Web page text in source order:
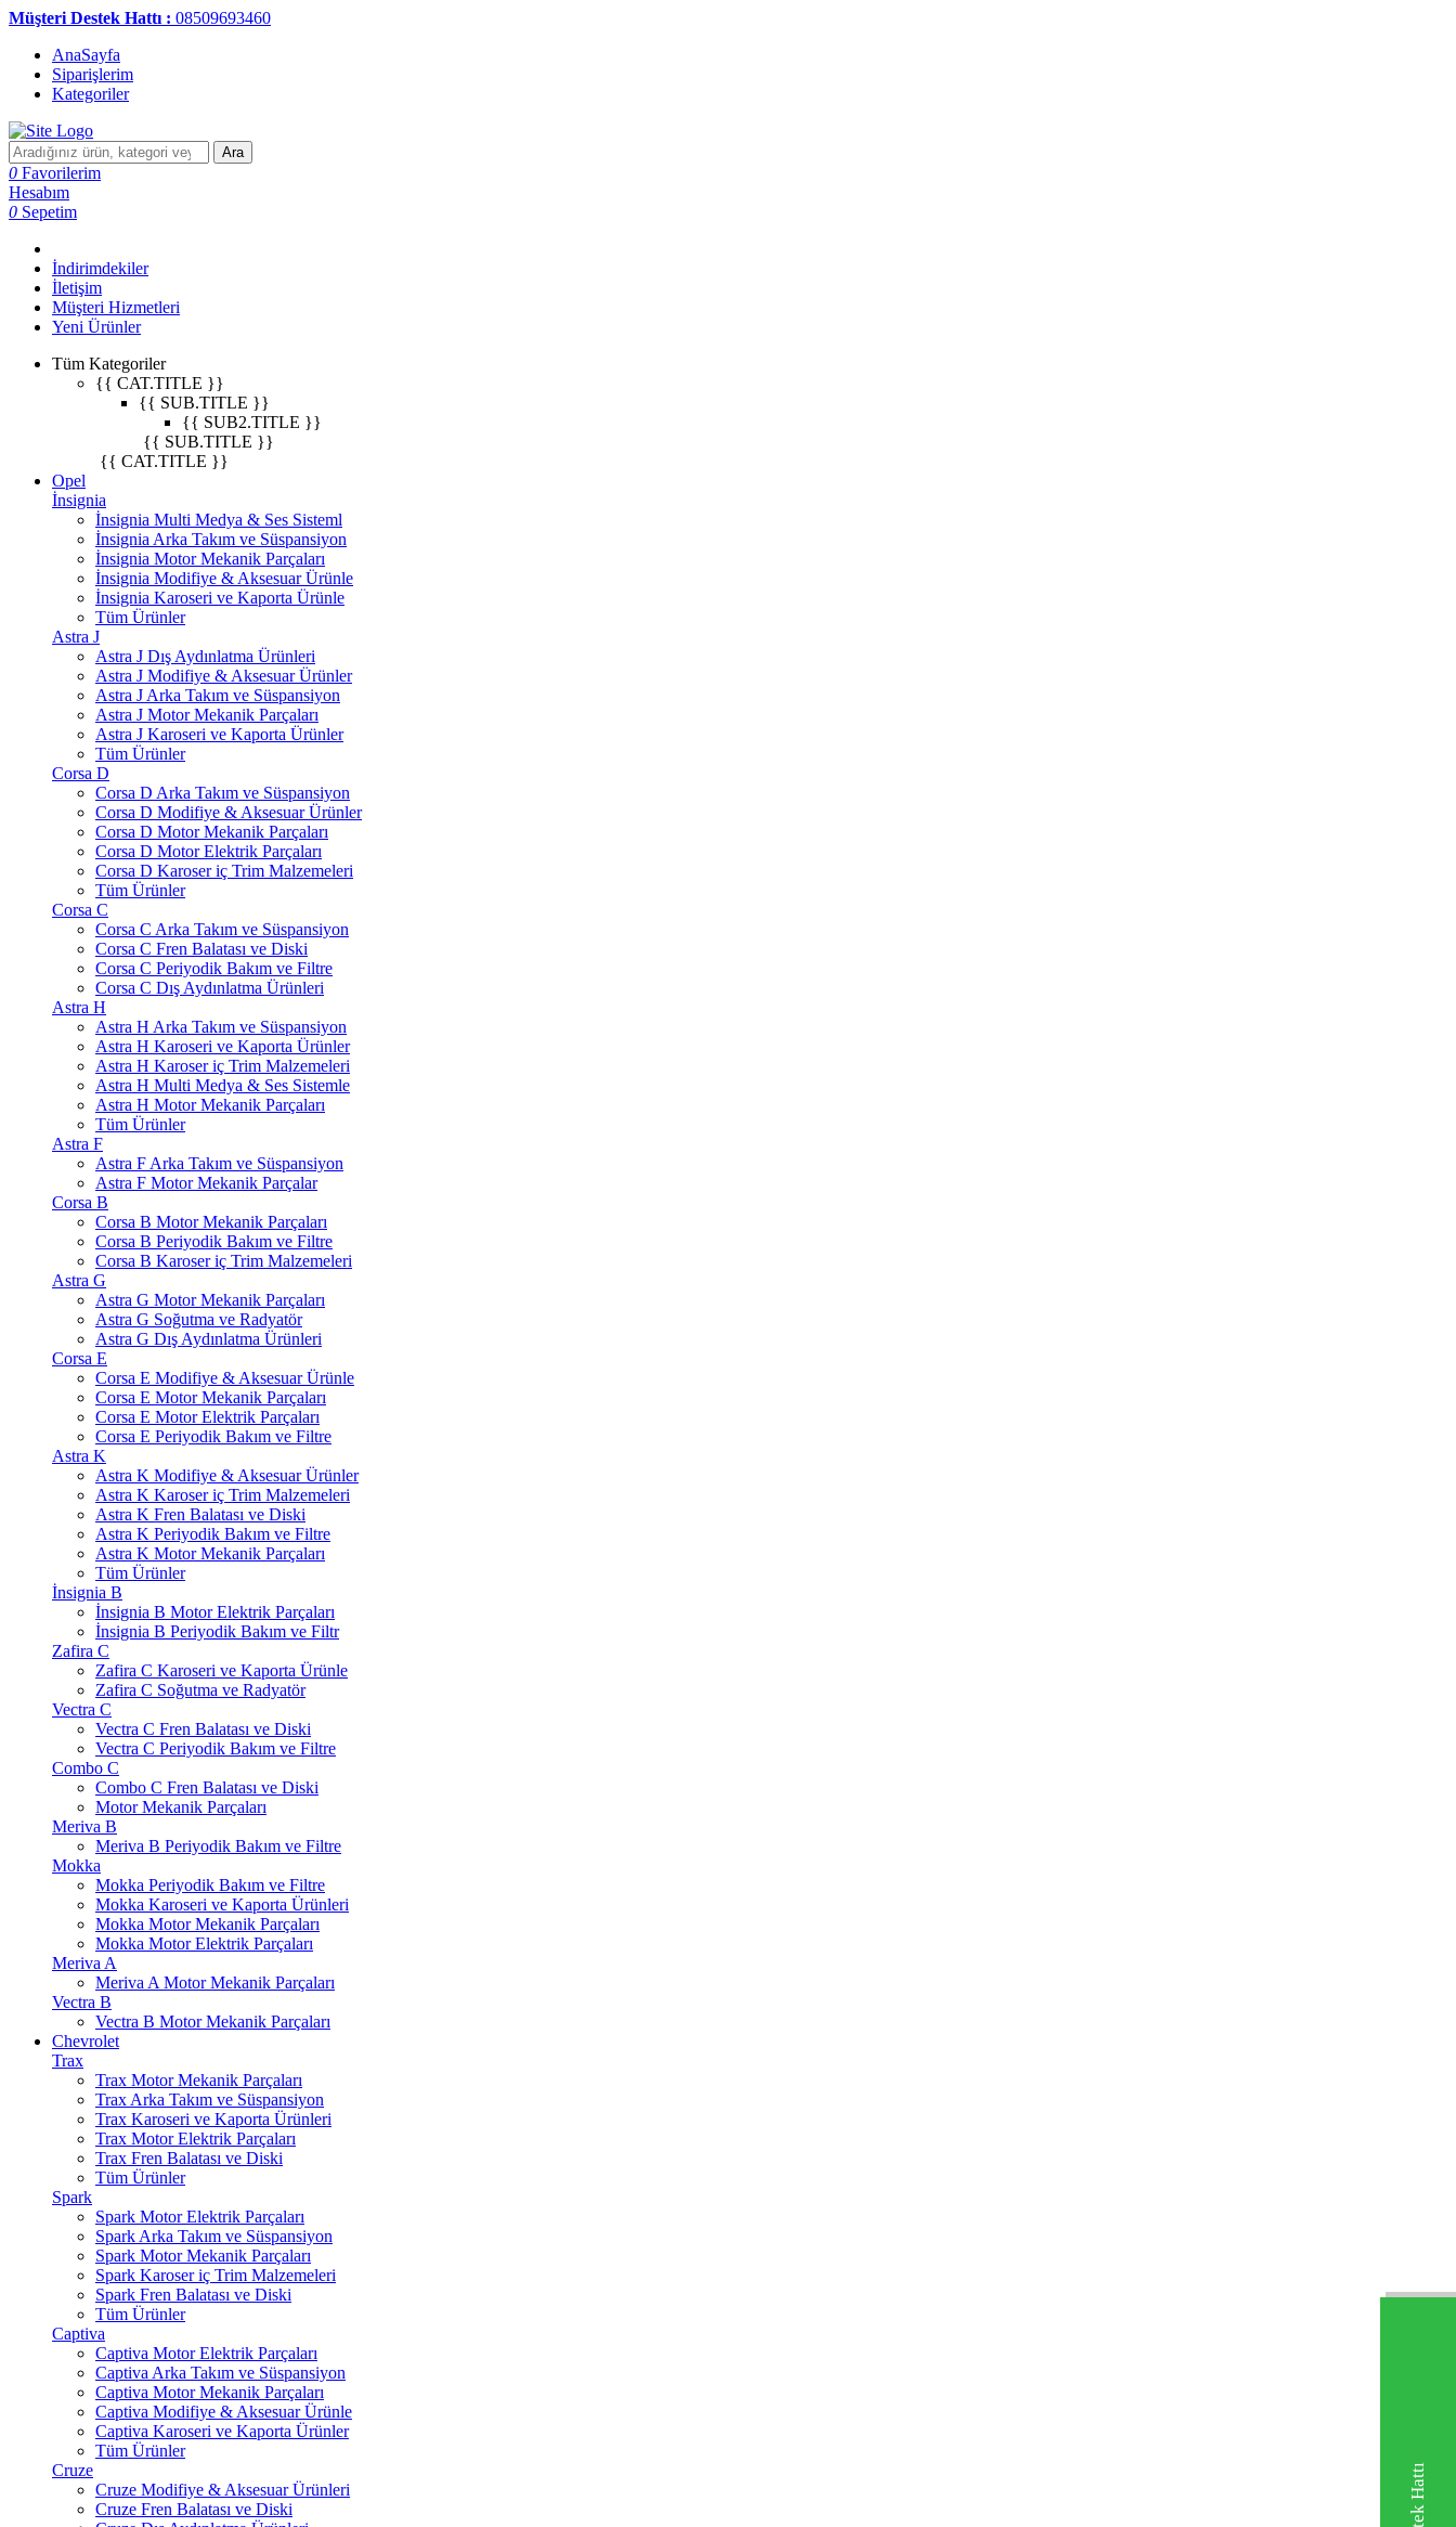
Müşteri Destek Hattı : 08509693460
AnaSayfa
Siparişlerim
Kategoriler
Ara
0 Favorilerim
Hesabım
0 Sepetim
İndirimdekiler
İletişim
Müşteri Hizmetleri
Yeni Ürünler
Tüm Kategoriler
{{ CAT.TITLE }}
{{ SUB.TITLE }}
{{ SUB2.TITLE }}
{{ SUB.TITLE }}
{{ CAT.TITLE }}
Opel
İnsignia
İnsignia Multi Medya & Ses Sisteml
İnsignia Arka Takım ve Süspansiyon
İnsignia Motor Mekanik Parçaları
İnsignia Modifiye & Aksesuar Ürünle
İnsignia Karoseri ve Kaporta Ürünle
Tüm Ürünler
Astra J
Astra J Dış Aydınlatma Ürünleri
Astra J Modifiye & Aksesuar Ürünler
Astra J Arka Takım ve Süspansiyon
Astra J Motor Mekanik Parçaları
Astra J Karoseri ve Kaporta Ürünler
Tüm Ürünler
Corsa D
Corsa D Arka Takım ve Süspansiyon
Corsa D Modifiye & Aksesuar Ürünler
Corsa D Motor Mekanik Parçaları
Corsa D Motor Elektrik Parçaları
Corsa D Karoser iç Trim Malzemeleri
Tüm Ürünler
Corsa C
Corsa C Arka Takım ve Süspansiyon
Corsa C Fren Balatası ve Diski
Corsa C Periyodik Bakım ve Filtre
Corsa C Dış Aydınlatma Ürünleri
Astra H
Astra H Arka Takım ve Süspansiyon
Astra H Karoseri ve Kaporta Ürünler
Astra H Karoser iç Trim Malzemeleri
Astra H Multi Medya & Ses Sistemle
Astra H Motor Mekanik Parçaları
Tüm Ürünler
Astra F
Astra F Arka Takım ve Süspansiyon
Astra F Motor Mekanik Parçalar
Corsa B
Corsa B Motor Mekanik Parçaları
Corsa B Periyodik Bakım ve Filtre
Corsa B Karoser iç Trim Malzemeleri
Astra G
Astra G Motor Mekanik Parçaları
Astra G Soğutma ve Radyatör
Astra G Dış Aydınlatma Ürünleri
Corsa E
Corsa E Modifiye & Aksesuar Ürünle
Corsa E Motor Mekanik Parçaları
Corsa E Motor Elektrik Parçaları
Corsa E Periyodik Bakım ve Filtre
Astra K
Astra K Modifiye & Aksesuar Ürünler
Astra K Karoser iç Trim Malzemeleri
Astra K Fren Balatası ve Diski
Astra K Periyodik Bakım ve Filtre
Astra K Motor Mekanik Parçaları
Tüm Ürünler
İnsignia B
İnsignia B Motor Elektrik Parçaları
İnsignia B Periyodik Bakım ve Filtr
Zafira C
Zafira C Karoseri ve Kaporta Ürünle
Zafira C Soğutma ve Radyatör
Vectra C
Vectra C Fren Balatası ve Diski
Vectra C Periyodik Bakım ve Filtre
Combo C
Combo C Fren Balatası ve Diski
Motor Mekanik Parçaları
Meriva B
Meriva B Periyodik Bakım ve Filtre
Mokka
Mokka Periyodik Bakım ve Filtre
Mokka Karoseri ve Kaporta Ürünleri
Mokka Motor Mekanik Parçaları
Mokka Motor Elektrik Parçaları
Meriva A
Meriva A Motor Mekanik Parçaları
Vectra B
Vectra B Motor Mekanik Parçaları
Chevrolet
Trax
Trax Motor Mekanik Parçaları
Trax Arka Takım ve Süspansiyon
Trax Karoseri ve Kaporta Ürünleri
Trax Motor Elektrik Parçaları
Trax Fren Balatası ve Diski
Tüm Ürünler
Spark
Spark Motor Elektrik Parçaları
Spark Arka Takım ve Süspansiyon
Spark Motor Mekanik Parçaları
Spark Karoser iç Trim Malzemeleri
Spark Fren Balatası ve Diski
Tüm Ürünler
Captiva
Captiva Motor Elektrik Parçaları
Captiva Arka Takım ve Süspansiyon
Captiva Motor Mekanik Parçaları
Captiva Modifiye & Aksesuar Ürünle
Captiva Karoseri ve Kaporta Ürünler
Tüm Ürünler
Cruze
Cruze Modifiye & Aksesuar Ürünleri
Cruze Fren Balatası ve Diski